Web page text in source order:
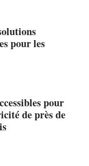
pour les
pour
de près de